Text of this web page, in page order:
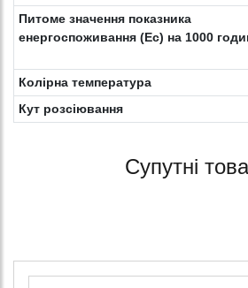
Питоме значення показника
енергоспоживання (Ес) на 1000
Колірна температура
Кут розсіювання
Супутні